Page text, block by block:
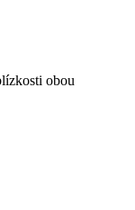
obou